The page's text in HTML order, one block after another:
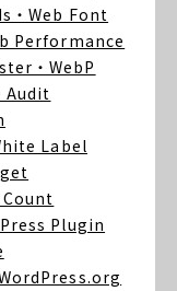
・Web Font
Performance
・WebP
Audit
Label
Count
Plugin
WordPress.org